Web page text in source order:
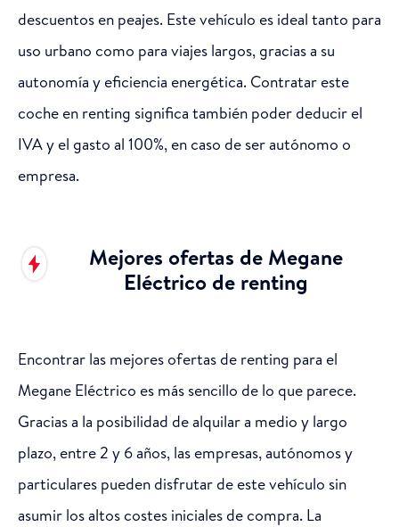
descuentos en peajes. Este vehículo es ideal tanto para
uso urbano como para viajes largos, gracias a su
autonomía y eficiencia energética. Contratar este
coche en renting significa también poder deducir el
IVA y el gasto al 100%, en caso de ser autónomo o
empresa.
Mejores ofertas de Megane
Eléctrico de renting
Encontrar las mejores ofertas de renting para el
Megane Eléctrico es más sencillo de lo que parece.
Gracias a la posibilidad de alquilar a medio y largo
plazo, entre 2 y 6 años, las empresas, autónomos y
particulares pueden disfrutar de este vehículo sin
asumir los altos costes iniciales de compra. La